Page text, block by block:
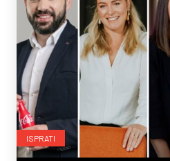
ISPRATI